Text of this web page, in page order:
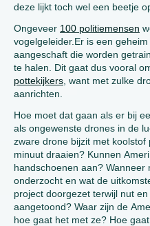
deze lijkt toch wel een beetje
Ongeveer 100 politiemensen
vogelgeleider.Er is een
aangeschaft die worden
te halen. Dit gaat dus vooral
pottekijkers , want met zulke
aanrichten.
Hoe moet dat gaan als er bij
als ongewenste drones in de
zware drone bijzit met
minuut draaien? Kunnen
handschoenen aan?
onderzocht en wat de
project doorgezet terwijl nut
aangetoond? Waar zijn de
hoe gaat het met ze? Hoe